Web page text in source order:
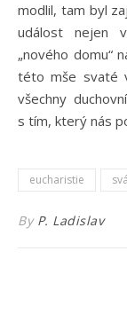
modlil, tam byl
událost nejen
„nového domu“
této mše svaté
všechny
s tím, který nás
eucharistie
By P. Ladislav